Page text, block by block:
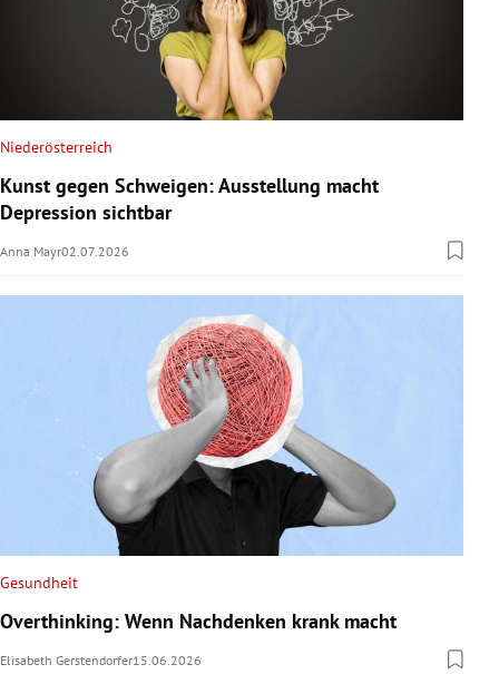
Niederösterreich
Kunst gegen Schweigen: Ausstellung macht
Depression sichtbar
Anna Mayr02.07.2026
Gesundheit
Overthinking: Wenn Nachdenken krank macht
Elisabeth Gerstendorfer15.06.2026